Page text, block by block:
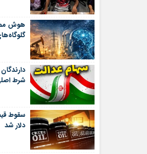
هوش
شرط
دلار شد